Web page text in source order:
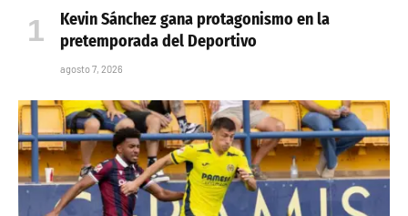
Kevin Sánchez gana protagonismo en la
pretemporada del Deportivo
agosto 7, 2026